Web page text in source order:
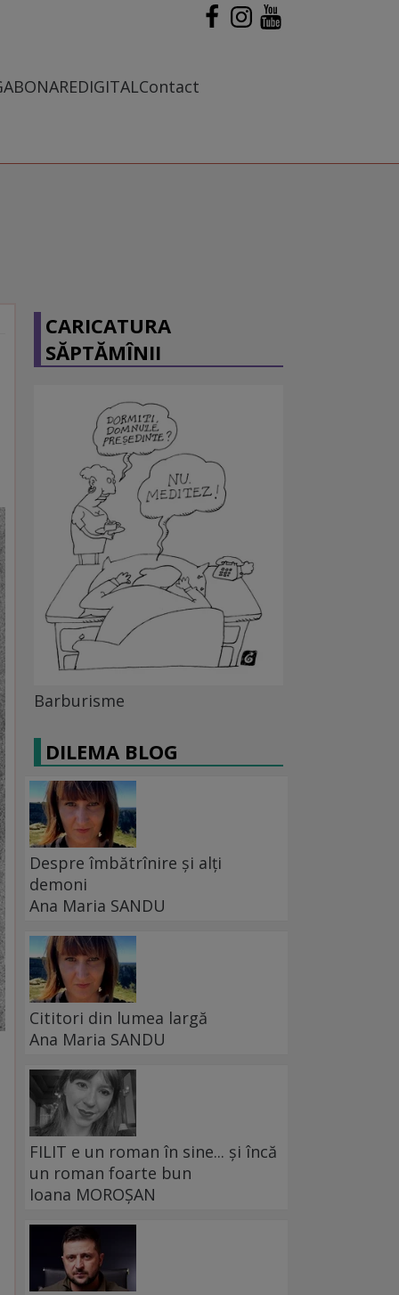
ABONAREDIGITALContact
CARICATURA
SĂPTĂMÎNII
Barburisme
DILEMA BLOG
Despre îmbătrînire și alți
demoni
Ana Maria SANDU
Cititori din lumea largă
Ana Maria SANDU
FILIT e un roman în sine... și încă
un roman foarte bun
Ioana MOROȘAN